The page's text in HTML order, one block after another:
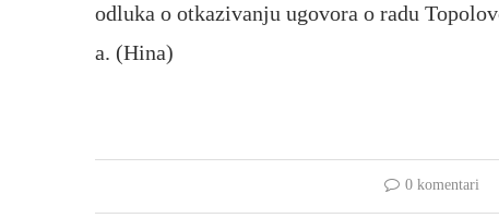
odluka o otkazivanju ugovora o radu
a. (Hina)
0 komentari